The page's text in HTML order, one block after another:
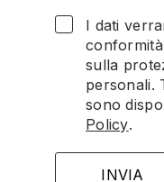
I dati
sulla
personali.
sono
Policy.